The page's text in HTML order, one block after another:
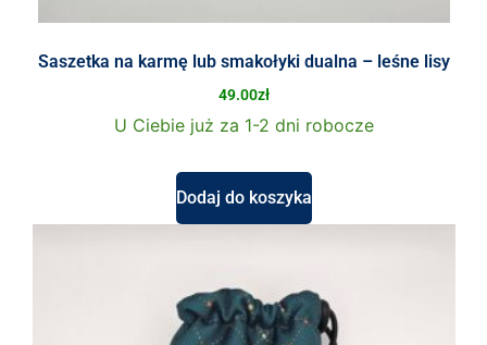
Saszetka na karmę lub smakołyki dualna – leśne lisy
49.00zł
U Ciebie już za 1-2 dni robocze
Dodaj do koszyka